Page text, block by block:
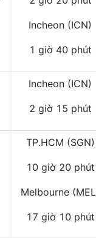
Incheon (ICN)
1 giờ 40 phút
Incheon (ICN)
2 giờ 15 phút
TP.HCM (SGN)
10 giờ 20 phút
Melbourne
17 giờ 10 phút